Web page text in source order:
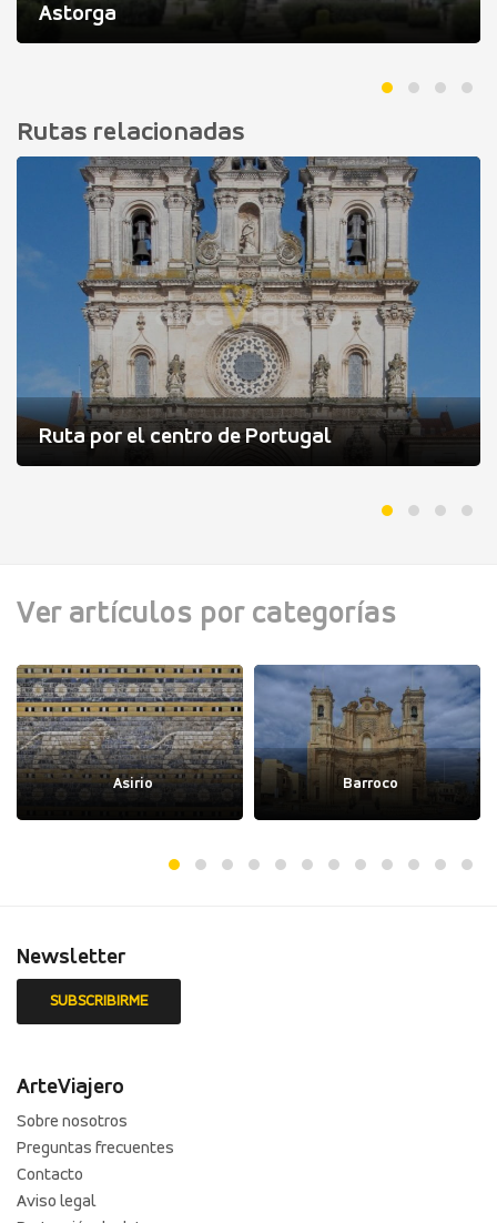
Astorga
Rutas relacionadas
Ruta por el centro de Portugal
Ver artículos por categorías
Asirio Barroco
Newsletter
ArteViajero
Sobre nosotros
Preguntas frecuentes
Contacto
Aviso legal